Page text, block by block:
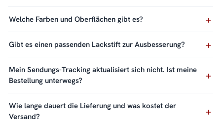
Welche Farben und Oberflächen gibt es?
Gibt es einen passenden Lackstift zur Ausbesserung?
Mein Sendungs-Tracking aktualisiert sich nicht. Ist meine
Bestellung unterwegs?
Wie lange dauert die Lieferung und was kostet der
Versand?